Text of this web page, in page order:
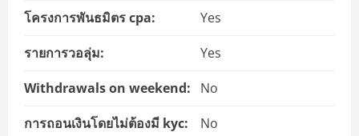
โครงการพันธมิตร cpa:
Yes
รายการวอลุ่ม:
Yes
Withdrawals on weekend:
No
การถอนเงินโดยไม่ต้องมี kyc:
No